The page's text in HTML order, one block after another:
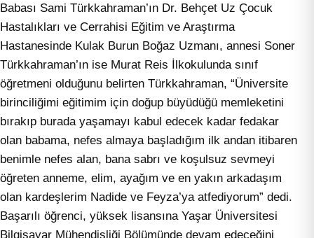
Babası Sami Türkkahraman’ın Dr. Behçet Uz Çocuk
Hastalıkları ve Cerrahisi Eğitim ve Araştırma
Hastanesinde Kulak Burun Boğaz Uzmanı, annesi Soner
Türkkahraman’ın ise Murat Reis İlkokulunda sınıf
öğretmeni olduğunu belirten Türkkahraman, “Üniversite
birinciliğimi eğitimim için doğup büyüdüğü memleketini
bırakıp burada yaşamayı kabul edecek kadar fedakar
olan babama, nefes almaya başladığım ilk andan itibaren
benimle nefes alan, bana sabrı ve koşulsuz sevmeyi
öğreten anneme, elim, ayağım ve en yakın arkadaşım
olan kardeşlerim Nadide ve Feyza’ya atfediyorum” dedi.
Başarılı öğrenci, yüksek lisansına Yaşar Üniversitesi
Bilgisayar Mühendisliği Bölümünde devam edeceğini